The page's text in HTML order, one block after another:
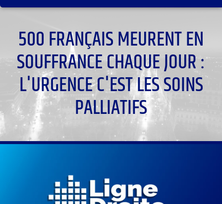
500 FRANÇAIS MEURENT EN
SOUFFRANCE CHAQUE JOUR :
L'URGENCE C'EST LES SOINS
PALLIATIFS